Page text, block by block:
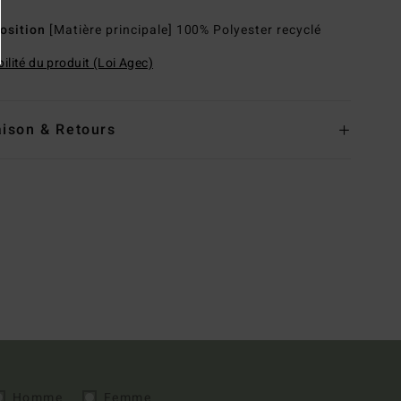
[Matière principale] 100% Polyester recyclé
du produit (Loi Agec)
& Retours